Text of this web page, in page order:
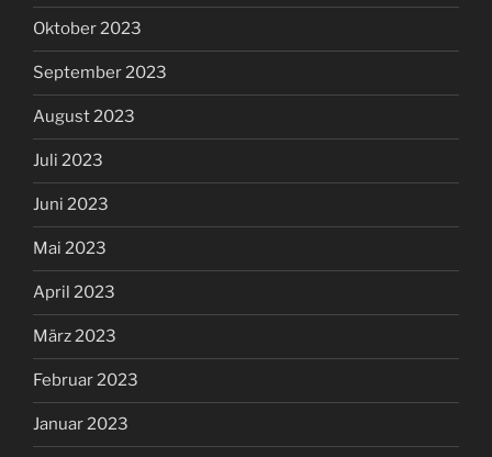
Oktober 2023
September 2023
August 2023
Juli 2023
Juni 2023
Mai 2023
April 2023
März 2023
Februar 2023
Januar 2023